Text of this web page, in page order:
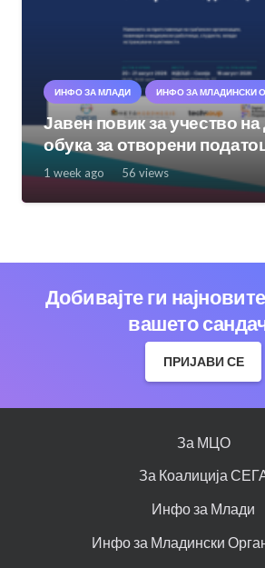
ИНФО ЗА МЛАДИ ИНФО ЗА МЛАДИНСКИ
Јавен повик за учество
обука за отворени
1 week ago 56 views
Добивајте ги
вашето
ПРИЈАВИ СЕ
За МЦО
За Коалиција
Инфо за Млади
Инфо за Младински